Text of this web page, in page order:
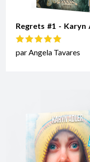
Regrets #1 - Karyn
Note5sur 5
par Angela Tavares